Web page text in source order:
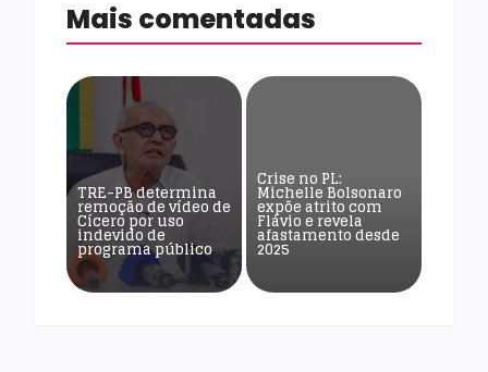
Mais comentadas
TRE-PB determina
remoção de vídeo de
Cícero por uso
indevido de
programa público
Crise no PL:
Michelle Bolsonaro
expõe atrito com
Flávio e revela
afastamento desde
2025